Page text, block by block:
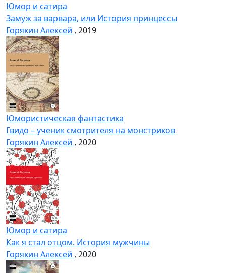
Юмор и сатира
Замуж за варвара, или История принцессы
Горякин Алексей , 2019
Юмористическая фантастика
Гвидо – ученик смотрителя на монстриков
Горякин Алексей , 2020
Юмор и сатира
Как я стал отцом. История мужчины
Горякин Алексей , 2020